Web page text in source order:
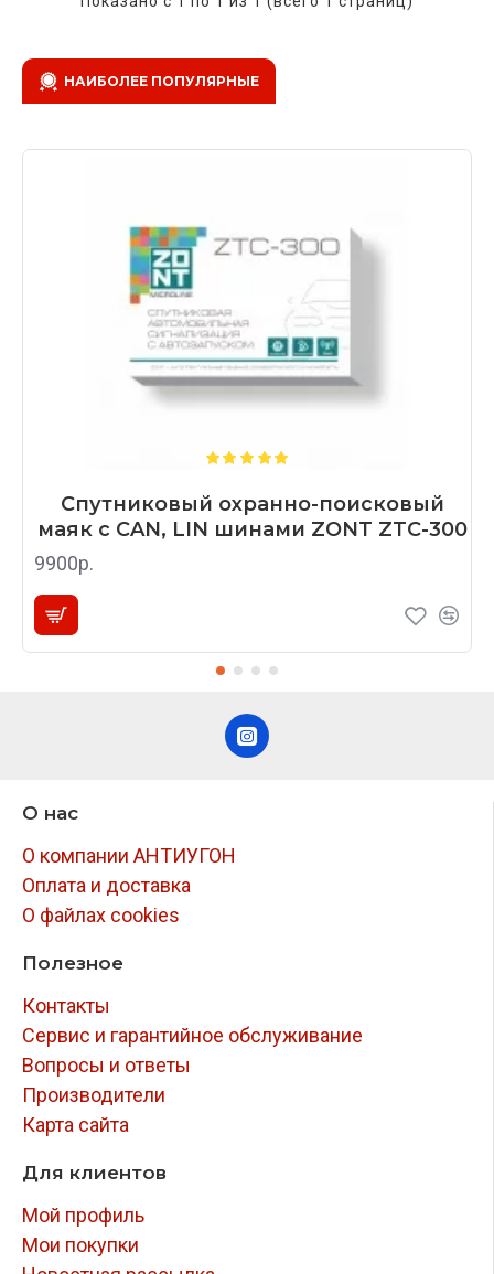
НАИБОЛЕЕ ПОПУЛЯРНЫЕ
Спутниковый охранно-поисковый
маяк с CAN, LIN шинами ZONT ZTC-300
9900р.
О нас
О компании АНТИУГОН
Оплата и доставка
О файлах cookies
Полезное
Контакты
Сервис и гарантийное обслуживание
Вопросы и ответы
Производители
Карта сайта
Для клиентов
Мой профиль
Мои покупки